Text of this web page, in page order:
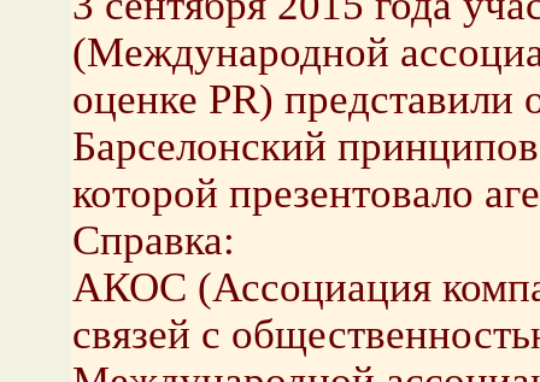
(Международной
оценке PR)
Барселонский
которой презентовало
Справка:
АКОС (Ассоциация
связей с